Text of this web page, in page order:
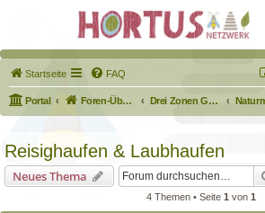
Startseite FAQ
Portal Foren-Übersicht Drei Zonen Garten
Reisighaufen & Laubhaufen
Neues Thema
4 Themen • Seite 1 von 1